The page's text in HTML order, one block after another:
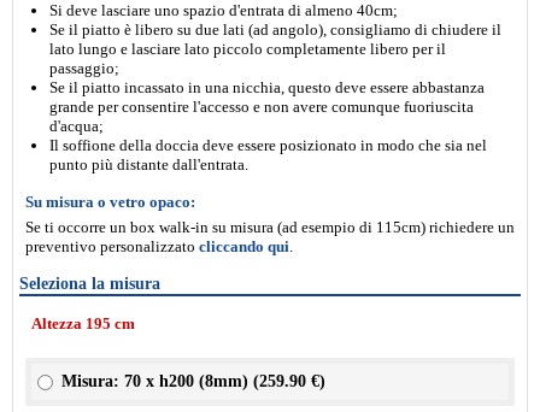
Si deve lasciare uno spazio d'entrata di almeno 40cm;
Se il piatto è libero su due lati (ad angolo), consigliamo di chiudere il
lato lungo e lasciare lato piccolo completamente libero per il
passaggio;
Se il piatto incassato in una nicchia, questo deve essere abbastanza
grande per consentire l'accesso e non avere comunque fuoriuscita
d'acqua;
Il soffione della doccia deve essere posizionato in modo che sia nel
punto più distante dall'entrata.
Su misura o vetro opaco:
Se ti occorre un box walk-in su misura (ad esempio di 115cm) richiedere un
preventivo personalizzato cliccando qui.
Seleziona la misura
Altezza 195 cm
Misura: 70 x h200 (8mm) (259.90 €)